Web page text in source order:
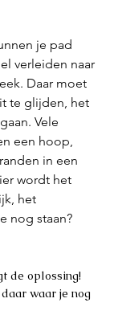
je pad
verleiden naar
Daar moet
te glijden, het
Vele
een hoop,
in een
wordt het
het
nog staan?
de oplossing!
waar je nog